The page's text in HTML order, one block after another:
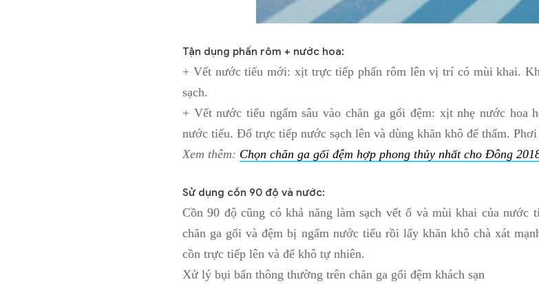
Tận dụng phấn rôm + nước hoa:
+ Vết nước tiểu mới: xịt trực tiếp phấn rôm lên vị trí có mùi khai.
sạch.
+ Vết nước tiểu ngấm sâu vào chăn ga gối đệm: xịt nhẹ nước hoa
nước tiểu. Đổ trực tiếp nước sạch lên và dùng khăn khô để thấm. Phơi
Xem thêm: Chọn chăn ga gối đệm hợp phong thủy nhất cho Đông
Sử dụng cồn 90 độ và nước:
Cồn 90 độ cũng có khả năng làm sạch vết ố và mùi khai của nước
chăn ga gối và đệm bị ngấm nước tiểu rồi lấy khăn khô chà xát
cồn trực tiếp lên và để khô tự nhiên.
Xử lý bụi bẩn thông thường trên chăn ga gối đệm khách sạn